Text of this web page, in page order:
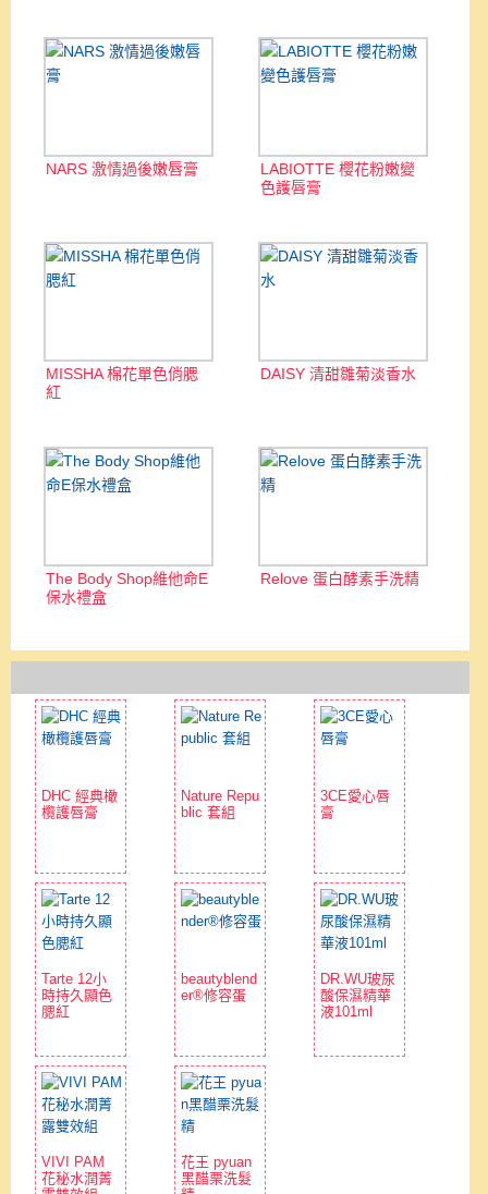
NARS 激情過後嫩唇膏
LABIOTTE 櫻花粉嫩變
色護唇膏
MISSHA 棉花單色俏腮
紅
DAISY 清甜雛菊淡香水
The Body Shop維他命E
保水禮盒
Relove 蛋白酵素手洗精
DHC 經典橄
欖護唇膏
Nature Repu
blic 套組
3CE愛心唇
膏
Tarte 12小
時持久顯色
腮紅
beautyblend
er®修容蛋
DR.WU玻尿
酸保濕精華
液101ml
VIVI PAM
花秘水潤菁
花王 pyuan
黑醋栗洗髮